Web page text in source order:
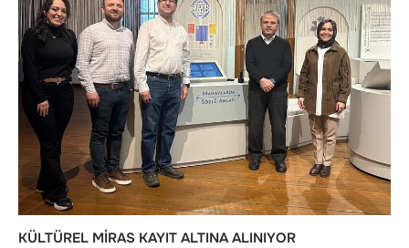
KÜLTÜREL MİRAS KAYIT ALTINA ALINIYOR